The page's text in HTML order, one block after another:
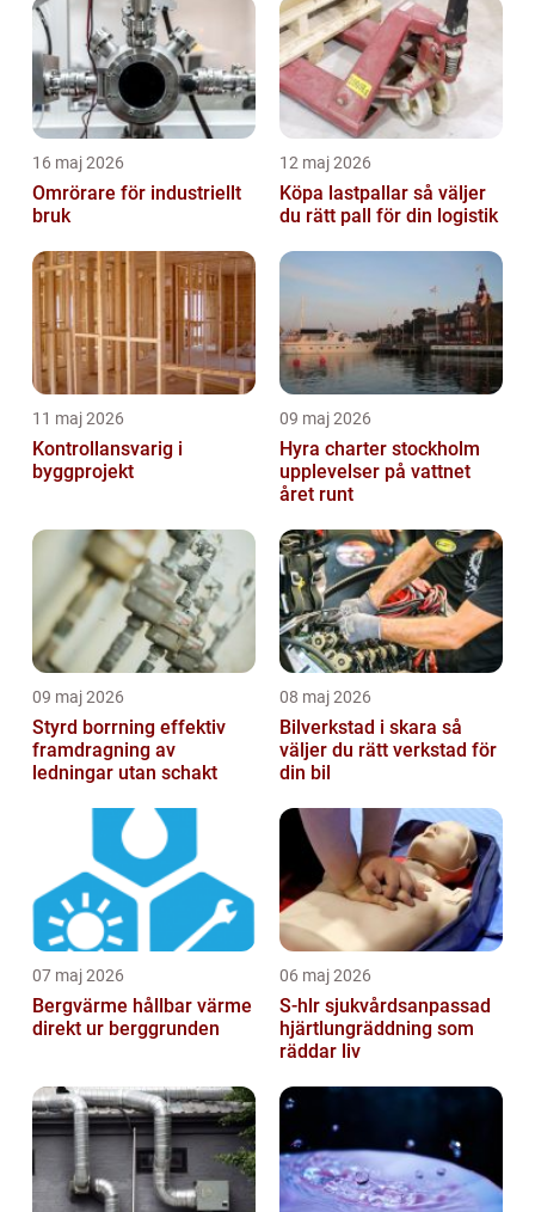
16 maj 2026
Omrörare för industriellt
bruk
12 maj 2026
Köpa lastpallar så väljer
du rätt pall för din logistik
11 maj 2026
Kontrollansvarig i
byggprojekt
09 maj 2026
Hyra charter stockholm
upplevelser på vattnet
året runt
09 maj 2026
Styrd borrning effektiv
framdragning av
ledningar utan schakt
08 maj 2026
Bilverkstad i skara så
väljer du rätt verkstad för
din bil
07 maj 2026
Bergvärme hållbar värme
direkt ur berggrunden
06 maj 2026
S-hlr sjukvårdsanpassad
hjärtlungräddning som
räddar liv